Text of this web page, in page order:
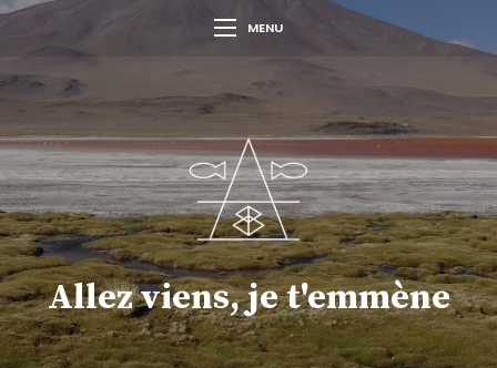
MENU
Allez viens, je t'emmène